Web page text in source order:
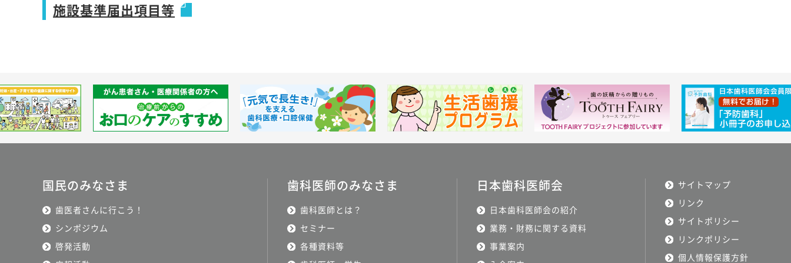
施設基準届出項目等
国民のみなさま
歯医者さんに行こう！
シンポジウム
啓発活動
歯科医師のみなさま
歯科医師とは？
セミナー
各種資料等
日本歯科医師会
日本歯科医師会の紹介
業務・財務に関する資料
事業案内
サイトマップ
リンク
サイトポリシー
リンクポリシー
個人情報保護方針